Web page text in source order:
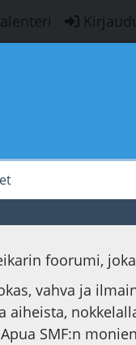
foorumi,
vahva ja
aiheista,
SMF:n